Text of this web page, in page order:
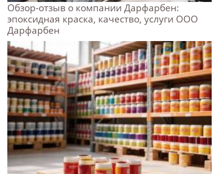
Обзор-отзыв о компании Дарфарбен:
эпоксидная краска, качество, услуги ООО
Дарфарбен